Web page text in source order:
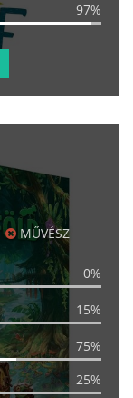
97%
MŰVÉSZ
0%
15%
75%
25%